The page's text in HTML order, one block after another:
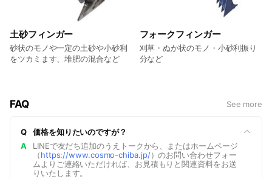
土砂フィンガー
砂状のモノや一定の土砂や小砂利
をツカミます、堆肥の混合など
フォークフィンガー
刈草・ぬか状のモノ・小砂利振り
分など
FAQ See more
Q
価格を知りたいのですが？
A
LINEで友だち追加のうえトークから、またはホームページ
（https://www.cosmo-chiba.jp/）のお問い合わせフォー
ムよりご連絡いただければ、お見積もりと関連資料をお送
りいたします。